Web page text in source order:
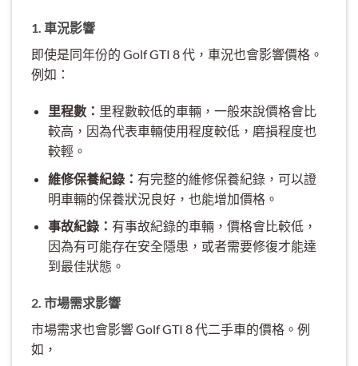
1. 車況影響
即使是同年份的 Golf GTI 8 代，車況也會影響價格。
例如：
里程數： 里程數較低的車輛，一般來說價格會比
較高，因為代表車輛使用程度較低，磨損程度也
較輕。
維修保養紀錄： 有完整的維修保養紀錄，可以證
明車輛的保養狀況良好，也能增加價格。
事故紀錄： 有事故紀錄的車輛，價格會比較低，
因為有可能存在安全隱患，或者需要修復才能達
到最佳狀態。
2. 市場需求影響
市場需求也會影響 Golf GTI 8 代二手車的價格。例
如，